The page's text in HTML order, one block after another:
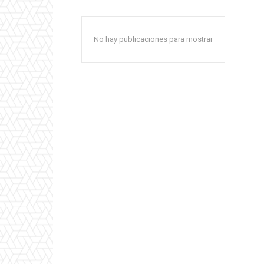
No hay publicaciones para mostrar